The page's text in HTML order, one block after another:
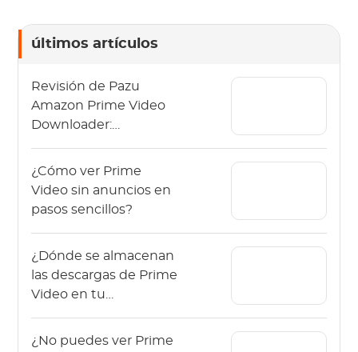
últimos artículos
Revisión de Pazu
Amazon Prime Video
Downloader:
Alternativas
¿Cómo ver Prime
Video sin anuncios en
pasos sencillos?
¿Dónde se almacenan
las descargas de Prime
Video en tu
¿No puedes ver Prime